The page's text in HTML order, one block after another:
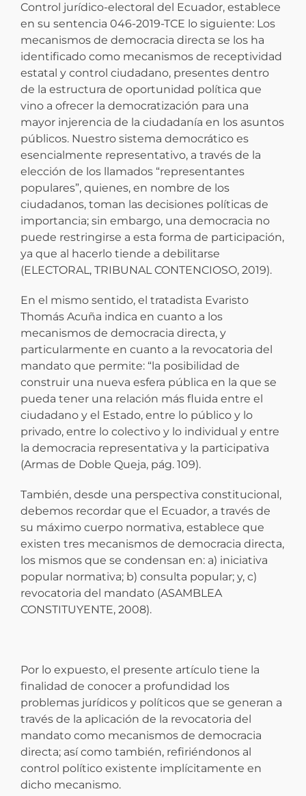
Control jurídico-electoral del Ecuador, establece
en su sentencia 046-2019-TCE lo siguiente: Los
mecanismos de democracia directa se los ha
identificado como mecanismos de receptividad
estatal y control ciudadano, presentes dentro
de la estructura de oportunidad política que
vino a ofrecer la democratización para una
mayor injerencia de la ciudadanía en los asuntos
públicos. Nuestro sistema democrático es
esencialmente representativo, a través de la
elección de los llamados “representantes
populares”, quienes, en nombre de los
ciudadanos, toman las decisiones políticas de
importancia; sin embargo, una democracia no
puede restringirse a esta forma de participación,
ya que al hacerlo tiende a debilitarse
(ELECTORAL, TRIBUNAL CONTENCIOSO, 2019).
En el mismo sentido, el tratadista Evaristo
Thomás Acuña indica en cuanto a los
mecanismos de democracia directa, y
particularmente en cuanto a la revocatoria del
mandato que permite: “la posibilidad de
construir una nueva esfera pública en la que se
pueda tener una relación más fluida entre el
ciudadano y el Estado, entre lo público y lo
privado, entre lo colectivo y lo individual y entre
la democracia representativa y la participativa
(Armas de Doble Queja, pág. 109).
También, desde una perspectiva constitucional,
debemos recordar que el Ecuador, a través de
su máximo cuerpo normativa, establece que
existen tres mecanismos de democracia directa,
los mismos que se condensan en: a) iniciativa
popular normativa; b) consulta popular; y, c)
revocatoria del mandato (ASAMBLEA
CONSTITUYENTE, 2008).
Por lo expuesto, el presente artículo tiene la
finalidad de conocer a profundidad los
problemas jurídicos y políticos que se generan a
través de la aplicación de la revocatoria del
mandato como mecanismos de democracia
directa; así como también, refiriéndonos al
control político existente implícitamente en
dicho mecanismo.